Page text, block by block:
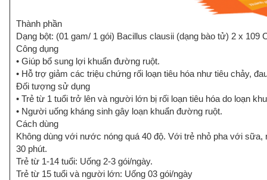
Thành phần
Dạng bột: (01 gam/ 1 gói) Bacillus clausii (dạng bào tử) 2 x 109
Công dụng
• Giúp bổ sung lợi khuẩn đường ruột.
• Hỗ trợ giảm các triệu chứng rối loạn tiêu hóa như tiêu chảy,
Đối tượng sử dụng
• Trẻ từ 1 tuổi trở lên và người lớn bị rối loạn tiêu hóa do loạn
• Người uống kháng sinh gây loạn khuẩn đường ruột.
Cách dùng
Không dùng với nước nóng quá 40 độ. Với trẻ nhỏ pha với
30 phút.
Trẻ từ 1-14 tuổi: Uống 2-3 gói/ngày.
Trẻ từ 15 tuổi và người lớn: Uống 03 gói/ngày